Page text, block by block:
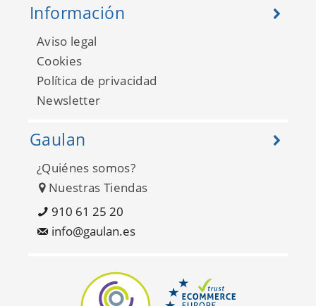
Información
Aviso legal
Cookies
Política de privacidad
Newsletter
Gaulan
¿Quiénes somos?
Nuestras Tiendas
910 61 25 20
info@gaulan.es